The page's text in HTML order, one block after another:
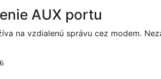
AUX portu
na vzdialenú správu cez modem.